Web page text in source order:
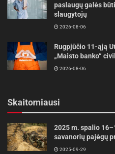
paslaugų galės
slaugytojų
2026-08-06
Rugpjūčio 11-ąją
„Maisto banko“
2026-08-06
Skaitomiausi
2025 m. spalio
savanorių pajėgų
2025-09-29